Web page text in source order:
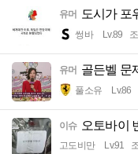
유머 도시가 포
썽바 Lv.89
유머 골든벨 문
풀소유 Lv.86
이슈 오토바이
고도비만 Lv.91